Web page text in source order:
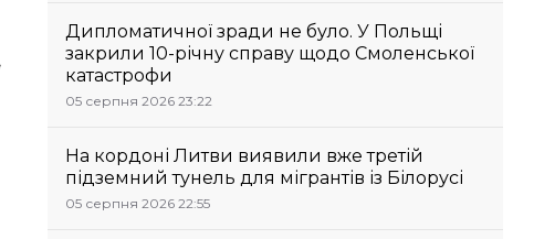
Дипломатичної зради не було. У Польщі
закрили 10-річну справу щодо Смоленської
катастрофи
05 серпня 2026 23:22
На кордоні Литви виявили вже третій
підземний тунель для мігрантів із Білорусі
05 серпня 2026 22:55